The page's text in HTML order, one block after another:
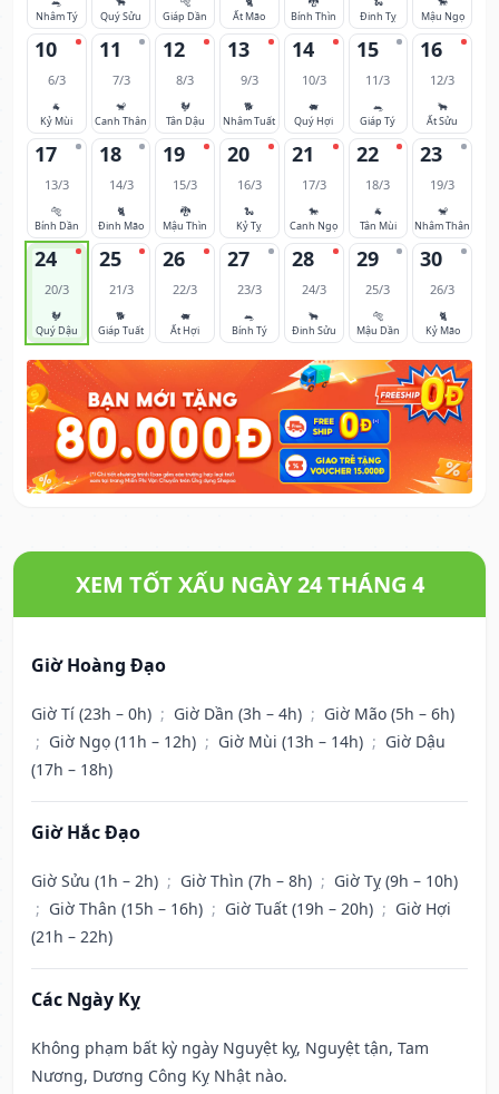
Nhâm Tý
Quý Sửu
Giáp Dần
Ất Mão
Bính Thìn
Đinh Tỵ
Mậu Ngọ
10
6/3
🐐
Kỷ Mùi
11
7/3
🐒
Canh Thân
12
8/3
🐓
Tân Dậu
13
9/3
🐕
Nhâm Tuất
14
10/3
🐖
Quý Hợi
15
11/3
🐀
Giáp Tý
16
12/3
🐂
Ất Sửu
17
13/3
🐅
Bính Dần
18
14/3
🐈
Đinh Mão
19
15/3
🐉
Mậu Thìn
20
16/3
🐍
Kỷ Tỵ
21
17/3
🐎
Canh Ngọ
22
18/3
🐐
Tân Mùi
23
19/3
🐒
Nhâm Thân
24
20/3
🐓
Quý Dậu
25
21/3
🐕
Giáp Tuất
26
22/3
🐖
Ất Hợi
27
23/3
🐀
Bính Tý
28
24/3
🐂
Đinh Sửu
29
25/3
🐅
Mậu Dần
30
26/3
🐈
Kỷ Mão
XEM TỐT XẤU NGÀY 24 THÁNG 4
Giờ Hoàng Đạo
Giờ Tí (23h – 0h) ; Giờ Dần (3h – 4h) ; Giờ Mão (5h – 6h)
; Giờ Ngọ (11h – 12h) ; Giờ Mùi (13h – 14h) ; Giờ Dậu
(17h – 18h)
Giờ Hắc Đạo
Giờ Sửu (1h – 2h) ; Giờ Thìn (7h – 8h) ; Giờ Tỵ (9h – 10h)
; Giờ Thân (15h – 16h) ; Giờ Tuất (19h – 20h) ; Giờ Hợi
(21h – 22h)
Các Ngày Kỵ
Không phạm bất kỳ ngày Nguyệt kỵ, Nguyệt tận, Tam
Nương, Dương Công Kỵ Nhật nào.